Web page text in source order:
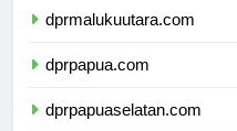
dprmalukuutara.com
dprpapua.com
dprpapuaselatan.com